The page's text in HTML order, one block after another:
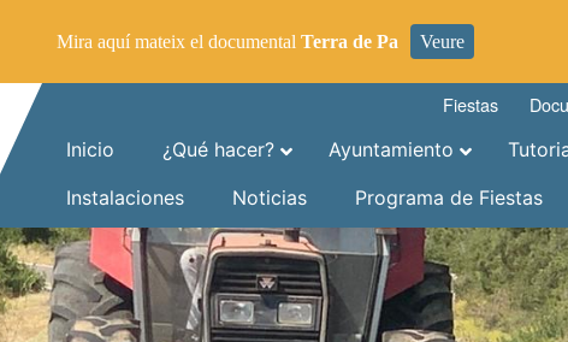
Fiestas
Inicio
¿Qué hacer? Ayuntamiento
Instalaciones
Noticias Programa de Fiestas
Mira aquí mateix el documental Terra de Pa Veure